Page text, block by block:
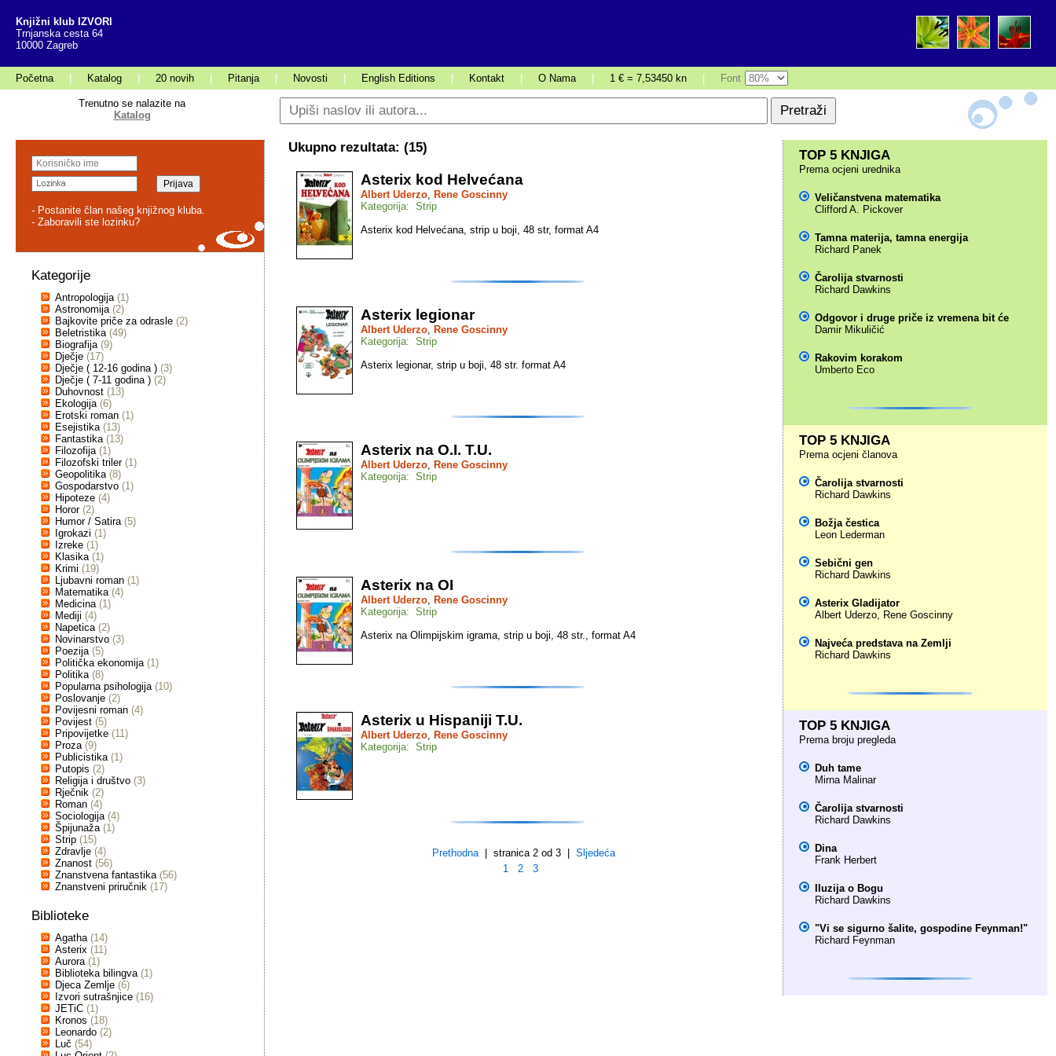
Knjižni klub IZVORI
Trnjanska cesta 64
10000 Zagreb
Početna Katalog 20 novih Pitanja Novosti English Editions Kontakt O Nama 1 € = 7,53450 kn Font
Trenutno se nalazite na
Katalog
- Postanite član našeg knjižnog kluba.
- Zaboravili ste lozinku?
Kategorije
Antropologija (1)
Astronomija (2)
Bajkovite priče za odrasle (2)
Beletristika (49)
Biografija (9)
Dječje (17)
Dječje ( 12-16 godina ) (3)
Dječje ( 7-11 godina ) (2)
Duhovnost (13)
Ekologija (6)
Erotski roman (1)
Esejistika (13)
Fantastika (13)
Filozofija (1)
Filozofski triler (1)
Geopolitika (8)
Gospodarstvo (1)
Hipoteze (4)
Horor (2)
Humor / Satira (5)
Igrokazi (1)
Izreke (1)
Klasika (1)
Krimi (19)
Ljubavni roman (1)
Matematika (4)
Medicina (1)
Mediji (4)
Napetica (2)
Novinarstvo (3)
Poezija (5)
Politička ekonomija (1)
Politika (8)
Popularna psihologija (10)
Poslovanje (2)
Povijesni roman (4)
Povijest (5)
Pripovijetke (11)
Proza (9)
Publicistika (1)
Putopis (2)
Religija i društvo (3)
Rječnik (2)
Roman (4)
Sociologija (4)
Špijunaža (1)
Strip (15)
Zdravlje (4)
Znanost (56)
Znanstvena fantastika (56)
Znanstveni priručnik (17)
Biblioteke
Agatha (14)
Asterix (11)
Aurora (1)
Biblioteka bilingva (1)
Djeca Zemlje (6)
Izvori sutrašnjice (16)
JETiC (1)
Kronos (18)
Leonardo (2)
Luč (54)
Ukupno rezultata: (15)
Asterix kod Helvećana
Albert Uderzo, Rene Goscinny
Kategorija: Strip
Asterix kod Helvećana, strip u boji, 48 str, format A4
Asterix legionar
Albert Uderzo, Rene Goscinny
Kategorija: Strip
Asterix legionar, strip u boji, 48 str. format A4
Asterix na O.I. T.U.
Albert Uderzo, Rene Goscinny
Kategorija: Strip
Asterix na OI
Albert Uderzo, Rene Goscinny
Kategorija: Strip
Asterix na Olimpijskim igrama, strip u boji, 48 str., format A4
Asterix u Hispaniji T.U.
Albert Uderzo, Rene Goscinny
Kategorija: Strip
Prethodna| stranica 2 od 3 | Sljedeća
1
2 3
TOP 5 KNJIGA
Prema ocjeni urednika
Veličanstvena matematika
Clifford A. Pickover
Tamna materija, tamna energija
Richard Panek
Čarolija stvarnosti
Richard Dawkins
Odgovor i druge priče iz vremena bit će
Damir Mikuličić
Rakovim korakom
Umberto Eco
TOP 5 KNJIGA
Prema ocjeni članova
Čarolija stvarnosti
Richard Dawkins
Božja čestica
Leon Lederman
Sebični gen
Richard Dawkins
Asterix Gladijator
Albert Uderzo, Rene Goscinny
Najveća predstava na Zemlji
Richard Dawkins
TOP 5 KNJIGA
Prema broju pregleda
Duh tame
Mirna Malinar
Čarolija stvarnosti
Richard Dawkins
Dina
Frank Herbert
Iluzija o Bogu
Richard Dawkins
"Vi se sigurno šalite, gospodine Feynman!"
Richard Feynman